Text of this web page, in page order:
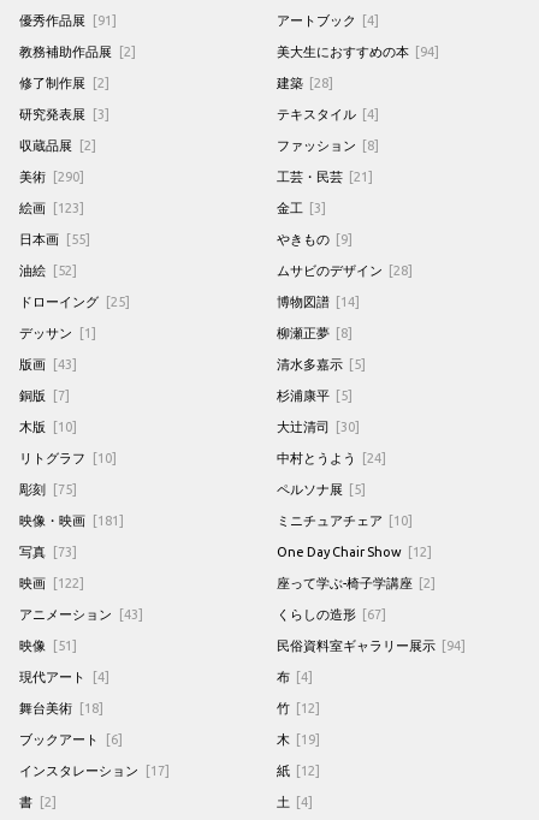
優秀作品展 [91]
教務補助作品展 [2]
修了制作展 [2]
研究発表展 [3]
収蔵品展 [2]
美術 [290]
絵画 [123]
日本画 [55]
油絵 [52]
ドローイング [25]
デッサン [1]
版画 [43]
銅版 [7]
木版 [10]
リトグラフ [10]
彫刻 [75]
映像・映画 [181]
写真 [73]
映画 [122]
アニメーション [43]
映像 [51]
現代アート [4]
舞台美術 [18]
ブックアート [6]
インスタレーション [17]
書 [2]
アートブック [4]
美大生におすすめの本 [94]
建築 [28]
テキスタイル [4]
ファッション [8]
工芸・民芸 [21]
金工 [3]
やきもの [9]
ムサビのデザイン [28]
博物図譜 [14]
柳瀬正夢 [8]
清水多嘉示 [5]
杉浦康平 [5]
大辻清司 [30]
中村とうよう [24]
ペルソナ展 [5]
ミニチュアチェア [10]
One Day Chair Show [12]
座って学ぶ-椅子学講座 [2]
くらしの造形 [67]
民俗資料室ギャラリー展示 [94]
布 [4]
竹 [12]
木 [19]
紙 [12]
土 [4]